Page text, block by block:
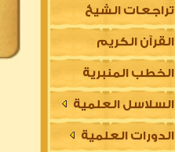
تراجعات الشيخ
القرآن الكريم
الخطب المنبرية
السلاسل العلمية
الدورات العلمية